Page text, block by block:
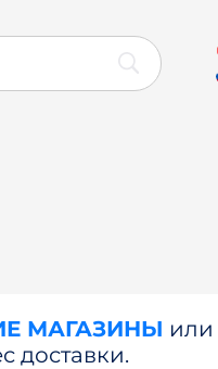
МАГАЗИНЫ или
доставки.